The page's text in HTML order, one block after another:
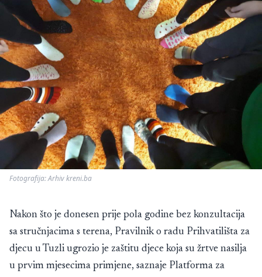
Fotografija: Arhiv kreni.ba
Nakon što je donesen prije pola godine bez konzultacija
sa stručnjacima s terena, Pravilnik o radu Prihvatilišta za
djecu u Tuzli ugrozio je zaštitu djece koja su žrtve nasilja
u prvim mjesecima primjene, saznaje Platforma za